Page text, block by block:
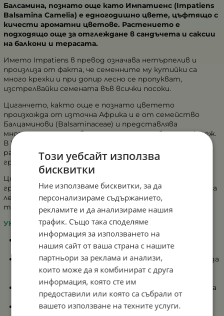
Балсамина, познато още като Импатиенс (Impatiens
Balsamina Camelia) е едногодишно цвете, цъфтящо с
кичести ароматни цветове. Растението е
подходящо още за отглеждане в сандъчета и саксии
на балкони и терасата.
Името Impatiens в превод означава нетърпелив и
произлиза от факта, че семенните му кутийки са
много крехки и при допир лесно се пропукват,
изстрелвайки семената във всички посоки.
Циганчето, както още е познато цветето
произхожда от източна Африка и е от семейство
Балцаминови (Balsaminaceae) и представлява
многогодишно тревисто растение с обилен цъфтеж.
В България се използва като многогодишно саксийно
растение или като едногодишно ако се отглежда в
градината.
Циганчето се предпочита от професионалните
градинари за засаждане и аранжиране на лехи, които са
леко засенчени, понеже понася сенчести места без
това да се отрази на цъфтежа.
УКАЗАНИЯ ЗА ОТГЛЕЖДАНЕ:
Сеитба: на пролет след опасността от късни
пролетни слани
Семена се разхвърлят равномерно в почвата без да
се покриват с почва, а само се притискат към
пръстта
При благоприятни условия семенцата покълват за
около 3 седмици
След като поникнат младите растения се
Този уебсайт използва
бисквитки
Ние използваме бисквитки, за да
персонализираме съдържанието,
рекламите и да анализираме нашия
трафик. Също така споделяме
информация за използването на
нашия сайт от ваша страна с нашите
партньори за реклама и анализи,
които може да я комбинират с друга
информация, която сте им
предоставили или която са събрали от
вашето използване на техните услуги.